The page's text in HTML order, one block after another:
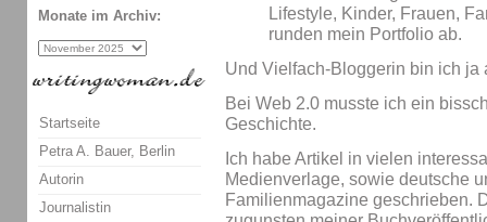
Lifestyle, Kinder, Frauen,
runden mein Portfolio ab.
Und Vielfach-Bloggerin bin ich ja
Bei Web 2.0 musste ich ein
Geschichte.
Ich habe Artikel in vielen
Medienverlage, sowie deutsche
Familienmagazine geschrieben.
Monate im Archiv:
Startseite
Petra A. Bauer, Berlin
Autorin
Journalistin